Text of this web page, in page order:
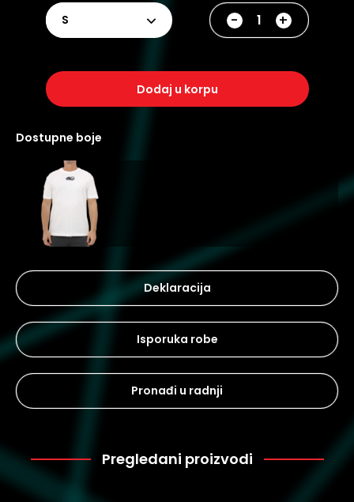
S
- +
dodaj u korpu
dostupne boje
Deklaracija
Isporuka robe
Pronađi u radnji
Pregledani proizvodi